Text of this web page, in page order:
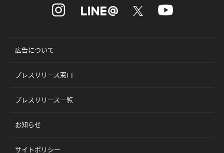
広告について
プレスリリース窓口
プレスリリース一覧
お知らせ
サイトポリシー